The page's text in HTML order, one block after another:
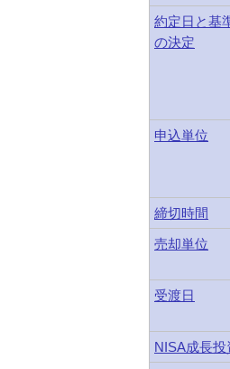
約定日と基
の決定
申込単位
締切時間
売却単位
受渡日
NISA成長投